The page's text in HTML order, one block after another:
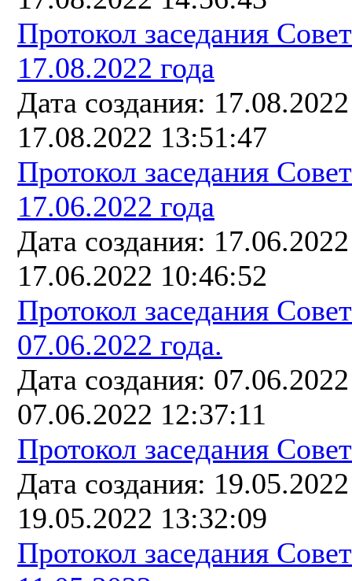
Протокол заседания
17.08.2022 года
Дата создания:
17.08.2022 13:51:47
Протокол заседания
17.06.2022 года
Дата создания:
17.06.2022 10:46:52
Протокол заседания
07.06.2022 года.
Дата создания:
07.06.2022 12:37:11
Протокол заседания
Дата создания:
19.05.2022 13:32:09
Протокол заседания